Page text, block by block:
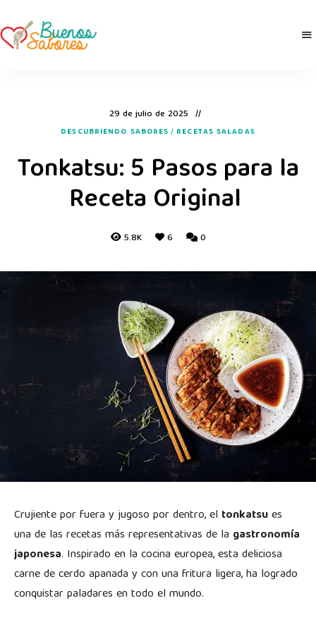
29 de julio de 2025
DESCUBRIENDO SABORES / RECETAS SALADAS
Tonkatsu: 5 Pasos para la
Receta Original
5.8K 6 0
Crujiente por fuera y jugoso por dentro, el tonkatsues
una de las recetas más representativas de la gastronomía
japonesa. Inspirado en la cocina europea, esta deliciosa
carne de cerdo apanada y con una fritura ligera, ha logrado
conquistar paladares en todo el mundo.